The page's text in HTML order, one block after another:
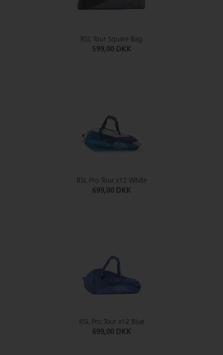
RSL Tour Square Bag
599,00 DKK
RSL Pro Tour x12 White
699,00 DKK
RSL Pro Tour x12 Blue
699,00 DKK